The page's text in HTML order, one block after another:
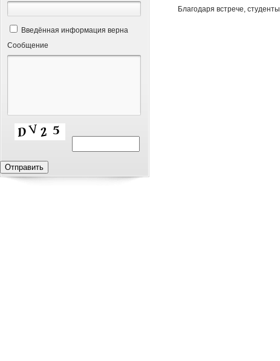
Введённая информация верна
Сообщение
Благодаря встрече,